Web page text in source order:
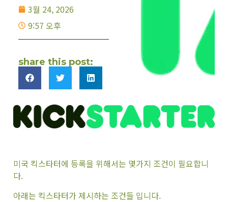
3월 24, 2026
9:57 오후
share this post:
미국 킥스타터에 등록을 위해서는 몇가지 조건이 필요합니
다.
아래는 킥스타터가 제시하는 조건들 입니다.